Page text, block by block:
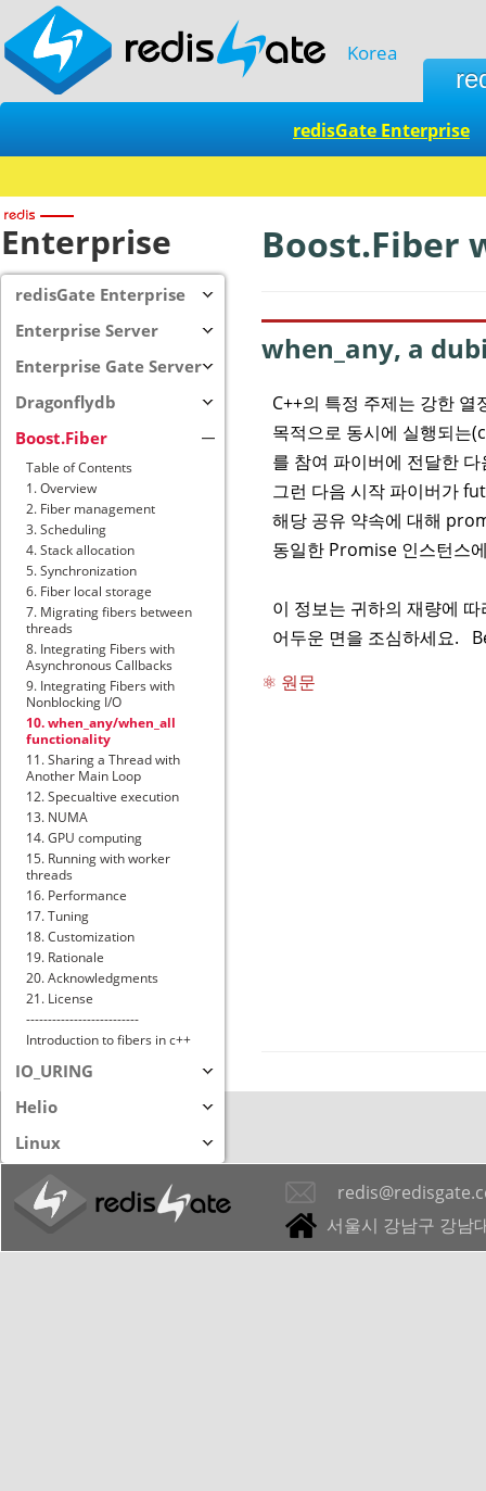
Korea
redisGate Enterprise
Enterprise
redisGate Enterprise
Enterprise Server
Enterprise Gate Server
Dragonflydb
Boost.Fiber
Table of Contents
1. Overview
2. Fiber management
3. Scheduling
4. Stack allocation
5. Synchronization
6. Fiber local storage
7. Migrating fibers between
threads
8. Integrating Fibers with
Asynchronous Callbacks
9. Integrating Fibers with
Nonblocking I/O
10. when_any/when_all
functionality
11. Sharing a Thread with
Another Main Loop
12. Specualtive execution
13. NUMA
14. GPU computing
15. Running with worker
threads
16. Performance
17. Tuning
18. Customization
19. Rationale
20. Acknowledgments
21. License
--------------------------
Introduction to fibers in c++
IO_URING
Helio
Linux
Boost.Fiber
when_any, a
C++의 특정 주제는 강한
목적으로 동시에 실행되
를 참여 파이버에 전달한
그런 다음 시작 파이버가
해당 공유 약속에 대해
동일한 Promise 인스턴스
이 정보는 귀하의 재량에
어두운 면을 조심하세요.
⚛ 원문
서울시 강남구 강남